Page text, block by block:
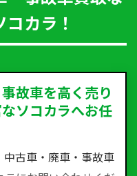
カラ！
故車を高く売り
ソコカラへお任
古車・廃車・事故車